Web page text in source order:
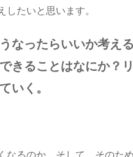
したいと思います。
なったらいいか考える
きることはなにか？
いく。
なるのか、そして、そのた